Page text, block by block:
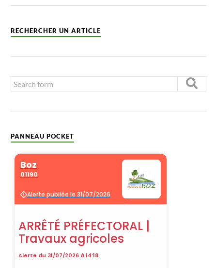
RECHERCHER UN ARTICLE
PANNEAU POCKET